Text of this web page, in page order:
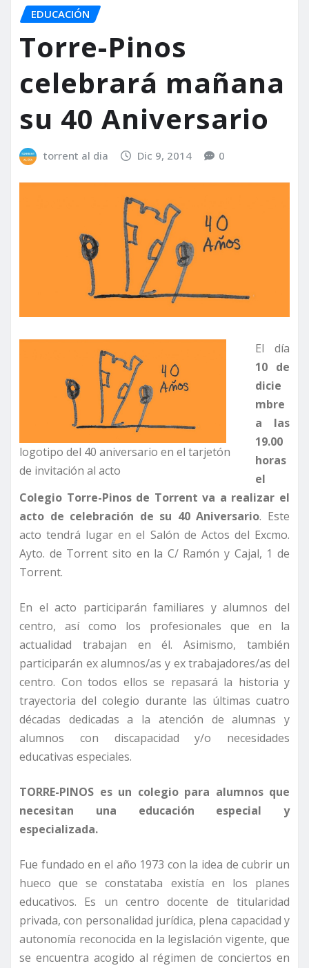
EDUCACIÓN
Torre-Pinos
celebrará mañana
su 40 Aniversario
torrent al dia Dic 9, 2014 0
logotipo del 40 aniversario en el tarjetón
de invitación al acto
El día
10 de
dicie
mbre
a las
19.00
horas
el
Colegio Torre-Pinos de Torrent va a realizar el
acto de celebración de su 40 Aniversario. Este
acto tendrá lugar en el Salón de Actos del Excmo.
Ayto. de Torrent sito en la C/ Ramón y Cajal, 1 de
Torrent.
En el acto participarán familiares y alumnos del
centro, así como los profesionales que en la
actualidad trabajan en él. Asimismo, también
participarán ex alumnos/as y ex trabajadores/as del
centro. Con todos ellos se repasará la historia y
trayectoria del colegio durante las últimas cuatro
décadas dedicadas a la atención de alumnas y
alumnos con discapacidad y/o necesidades
educativas especiales.
TORRE-PINOS es un colegio para alumnos que
necesitan una educación especial y
especializada.
Fue fundado en el año 1973 con la idea de cubrir un
hueco que se constataba existía en los planes
educativos. Es un centro docente de titularidad
privada, con personalidad jurídica, plena capacidad y
autonomía reconocida en la legislación vigente, que
se encuentra acogido al régimen de conciertos en